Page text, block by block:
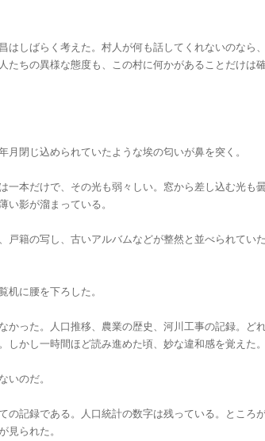
しばらく考えた。村人が何も話してくれないのなら
たちの異様な態度も、この村に何かがあることだけは
閉じ込められていたような埃の匂いが鼻を突く。
本だけで、その光も弱々しい。窓から差し込む光も
い影が溜まっている。
籍の写し、古いアルバムなどが整然と並べられてい
に腰を下ろした。
かった。人口推移、農業の歴史、河川工事の記録。ど
しかし一時間ほど読み進めた頃、妙な違和感を覚えた。
いのだ。
記録である。人口統計の数字は残っている。ところ
見られた。